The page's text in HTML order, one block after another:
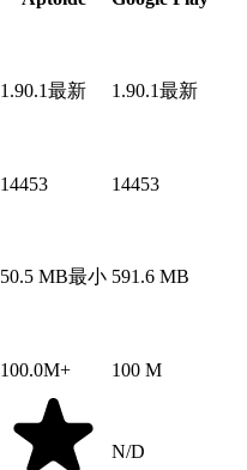
1.90.1最新 1.90.1最新
14453
14453
50.5 MB最小 591.6 MB
100.0M+ 100 M
N/D